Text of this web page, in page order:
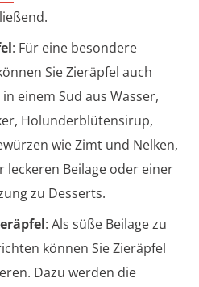
: Für eine besondere
Sie Zieräpfel auch
einem Sud aus Wasser,
Holunderblütensirup,
wie Zimt und Nelken,
leckeren Beilage oder einer
zu Desserts.
: Als süße Beilage zu
können Sie Zieräpfel
Dazu werden die